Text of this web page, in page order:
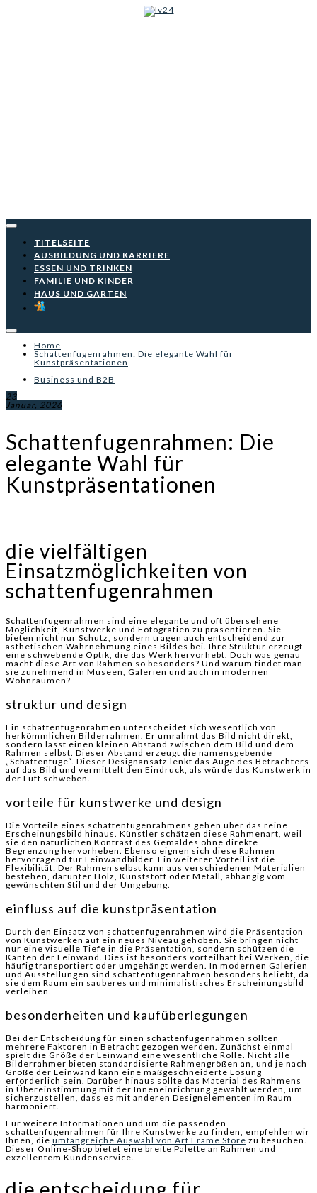
Iv24
TITELSEITE
AUSBILDUNG UND KARRIERE
ESSEN UND TRINKEN
FAMILIE UND KINDER
HAUS UND GARTEN
Home
Schattenfugenrahmen: Die elegante Wahl für
Kunstpräsentationen
Business und B2B
23
Januar, 2026
Schattenfugenrahmen: Die
elegante Wahl für
Kunstpräsentationen
die vielfältigen
Einsatzmöglichkeiten von
schattenfugenrahmen
Schattenfugenrahmen sind eine elegante und oft übersehene
Möglichkeit, Kunstwerke und Fotografien zu präsentieren. Sie
bieten nicht nur Schutz, sondern tragen auch entscheidend zur
ästhetischen Wahrnehmung eines Bildes bei. Ihre Struktur erzeugt
eine schwebende Optik, die das Werk hervorhebt. Doch was genau
macht diese Art von Rahmen so besonders? Und warum findet man
sie zunehmend in Museen, Galerien und auch in modernen
Wohnräumen?
struktur und design
Ein schattenfugenrahmen unterscheidet sich wesentlich von
herkömmlichen Bilderrahmen. Er umrahmt das Bild nicht direkt,
sondern lässt einen kleinen Abstand zwischen dem Bild und dem
Rahmen selbst. Dieser Abstand erzeugt die namensgebende
„Schattenfuge“. Dieser Designansatz lenkt das Auge des Betrachters
auf das Bild und vermittelt den Eindruck, als würde das Kunstwerk in
der Luft schweben.
vorteile für kunstwerke und design
Die Vorteile eines schattenfugenrahmens gehen über das reine
Erscheinungsbild hinaus. Künstler schätzen diese Rahmenart, weil
sie den natürlichen Kontrast des Gemäldes ohne direkte
Begrenzung hervorheben. Ebenso eignen sich diese Rahmen
hervorragend für Leinwandbilder. Ein weiterer Vorteil ist die
Flexibilität: Der Rahmen selbst kann aus verschiedenen Materialien
bestehen, darunter Holz, Kunststoff oder Metall, abhängig vom
gewünschten Stil und der Umgebung.
einfluss auf die kunstpräsentation
Durch den Einsatz von schattenfugenrahmen wird die Präsentation
von Kunstwerken auf ein neues Niveau gehoben. Sie bringen nicht
nur eine visuelle Tiefe in die Präsentation, sondern schützen die
Kanten der Leinwand. Dies ist besonders vorteilhaft bei Werken, die
häufig transportiert oder umgehängt werden. In modernen Galerien
und Ausstellungen sind schattenfugenrahmen besonders beliebt, da
sie dem Raum ein sauberes und minimalistisches Erscheinungsbild
verleihen.
besonderheiten und kaufüberlegungen
Bei der Entscheidung für einen schattenfugenrahmen sollten
mehrere Faktoren in Betracht gezogen werden. Zunächst einmal
spielt die Größe der Leinwand eine wesentliche Rolle. Nicht alle
Bilderrahmer bieten standardisierte Rahmengrößen an, und je nach
Größe der Leinwand kann eine maßgeschneiderte Lösung
erforderlich sein. Darüber hinaus sollte das Material des Rahmens
in Übereinstimmung mit der Inneneinrichtung gewählt werden, um
sicherzustellen, dass es mit anderen Designelementen im Raum
harmoniert.
Für weitere Informationen und um die passenden
schattenfugenrahmen für Ihre Kunstwerke zu finden, empfehlen wir
Ihnen, die umfangreiche Auswahl von Art Frame Store zu besuchen.
Dieser Online-Shop bietet eine breite Palette an Rahmen und
exzellentem Kundenservice.